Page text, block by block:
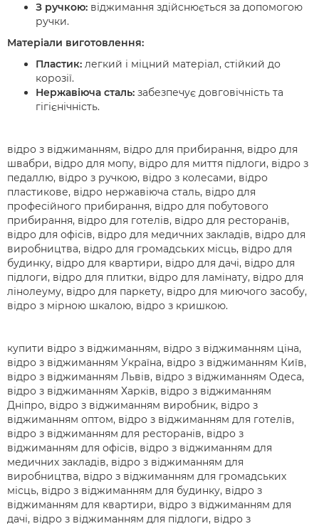
З ручкою: віджимання здійснюється за допомогою
ручки.
Матеріали виготовлення:
Пластик: легкий і міцний матеріал, стійкий до
корозії.
Нержавіюча сталь: забезпечує довговічність та
гігієнічність.
відро з віджиманням, відро для прибирання, відро для
швабри, відро для мопу, відро для миття підлоги, відро з
педаллю, відро з ручкою, відро з колесами, відро
пластикове, відро нержавіюча сталь, відро для
професійного прибирання, відро для побутового
прибирання, відро для готелів, відро для ресторанів,
відро для офісів, відро для медичних закладів, відро для
виробництва, відро для громадських місць, відро для
будинку, відро для квартири, відро для дачі, відро для
підлоги, відро для плитки, відро для ламінату, відро для
лінолеуму, відро для паркету, відро для миючого засобу,
відро з мірною шкалою, відро з кришкою.
купити відро з віджиманням, відро з віджиманням ціна,
відро з віджиманням Україна, відро з віджиманням Київ,
відро з віджиманням Львів, відро з віджиманням Одеса,
відро з віджиманням Харків, відро з віджиманням
Дніпро, відро з віджиманням виробник, відро з
віджиманням оптом, відро з віджиманням для готелів,
відро з віджиманням для ресторанів, відро з
віджиманням для офісів, відро з віджиманням для
медичних закладів, відро з віджиманням для
виробництва, відро з віджиманням для громадських
місць, відро з віджиманням для будинку, відро з
віджиманням для квартири, відро з віджиманням для
дачі, відро з віджиманням для підлоги, відро з